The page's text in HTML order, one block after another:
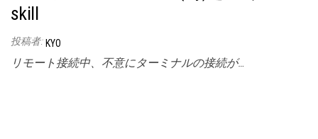
skill
投稿者: KYO
リモート接続中、不意にターミナルの接続が…